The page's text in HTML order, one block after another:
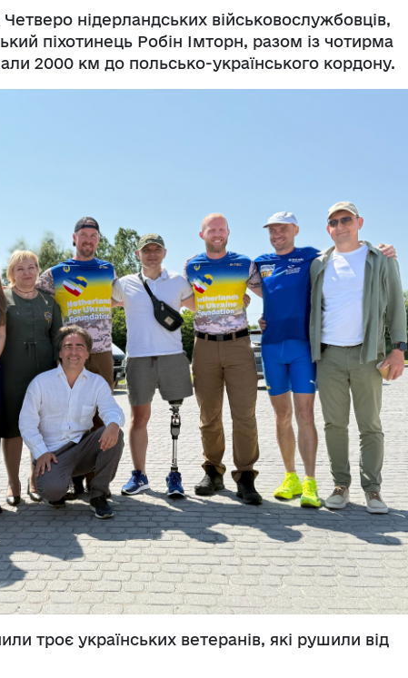
нідерландських військовослужбовців,
піхотинець Робін Імторн, разом із чотирма
2000 км до польсько-українського кордону.
троє українських ветеранів, які рушили від